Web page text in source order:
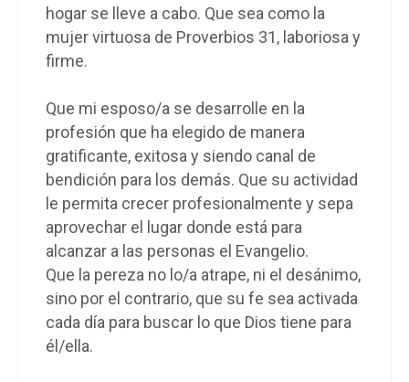
hogar se lleve a cabo. Que sea como la
mujer virtuosa de Proverbios 31, laboriosa y
firme.
Que mi esposo/a se desarrolle en la
profesión que ha elegido de manera
gratificante, exitosa y siendo canal de
bendición para los demás. Que su actividad
le permita crecer profesionalmente y sepa
aprovechar el lugar donde está para
alcanzar a las personas el Evangelio.
Que la pereza no lo/a atrape, ni el desánimo,
sino por el contrario, que su fe sea activada
cada día para buscar lo que Dios tiene para
él/ella.